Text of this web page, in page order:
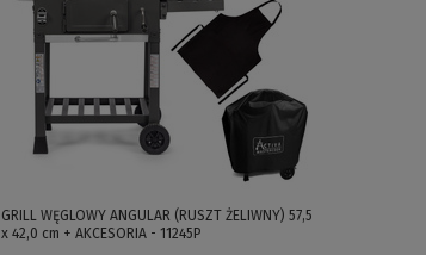
GRILL WĘGLOWY ANGULAR (RUSZT ŻELIWNY) 57,5
x 42,0 cm + AKCESORIA - 11245P